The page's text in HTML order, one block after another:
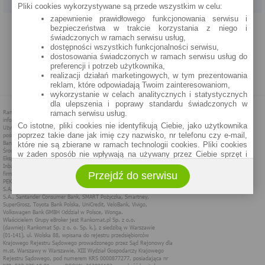
PROGRAM PARTNERSKI O NAS REKLAMA REGULAMIN
POLITYKA PRYWATNOŚCI POLITYKA COOKIES ZASADY PLASOWANIA
Pliki cookies wykorzystywane są przede wszystkim w celu:
zapewnienie prawidłowego funkcjonowania serwisu i
bezpieczeństwa w trakcie korzystania z niego i
świadczonych w ramach serwisu usług,
dostępności wszystkich funkcjonalności serwisu,
dostosowania świadczonych w ramach serwisu usług do
preferencji i potrzeb użytkownika,
realizacji działań marketingowych, w tym prezentowania
reklam, które odpowiadają Twoim zainteresowaniom,
wykorzystanie w celach analitycznych i statystycznych
dla ulepszenia i poprawy standardu świadczonych w
ramach serwisu usług.
Co istotne, pliki cookies nie identyfikują Ciebie, jako użytkownika
poprzez takie dane jak imię czy nazwisko, nr telefonu czy e-mail,
które nie są zbierane w ramach technologii cookies. Pliki cookies
w żaden sposób nie wpływają na używany przez Ciebie sprzęt i
Zakres wykorzystywania plików cookies możliwy jest do
określenia w ustawieniach przeglądarki każdego użytkownika. Bez
wprowadzenia zmian ustawień, informacje w plikach cookies mogą
być zapisywane w pamięci Twojego urządzenia.
Administratorem danych pozyskiwanych w technologii cookies jest
spółka Rankomat.pl Sp. z o.o. (dawniej: Rankomat Sp. z o. o. Sp.
k.) z siedzibą w Warszawie, ul. Wolska 88, 01 - 141 Warszawa.
Możesz jako użytkownik w każdym czasie skontaktować się z
administratorem pod adresem bok@ebroker.pl, jak również wyrazić
Przejdź do serwisu